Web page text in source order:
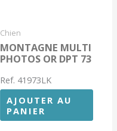
Chien
MONTAGNE MULTI
PHOTOS OR DPT 73
Ref. 41973LK
AJOUTER AU
PANIER